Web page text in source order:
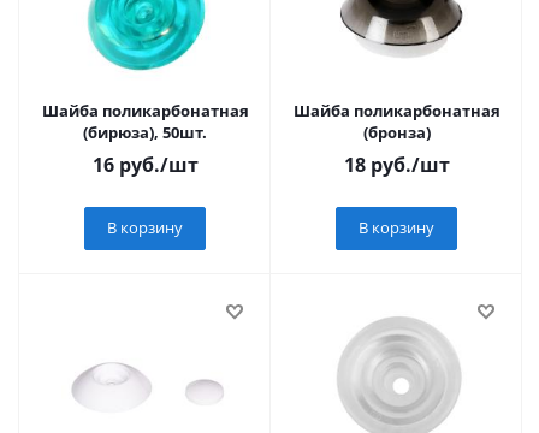
Шайба поликарбонатная
(бирюза), 50шт.
16руб./шт
В корзину
Шайба поликарбонатная
(бронза)
18руб./шт
В корзину